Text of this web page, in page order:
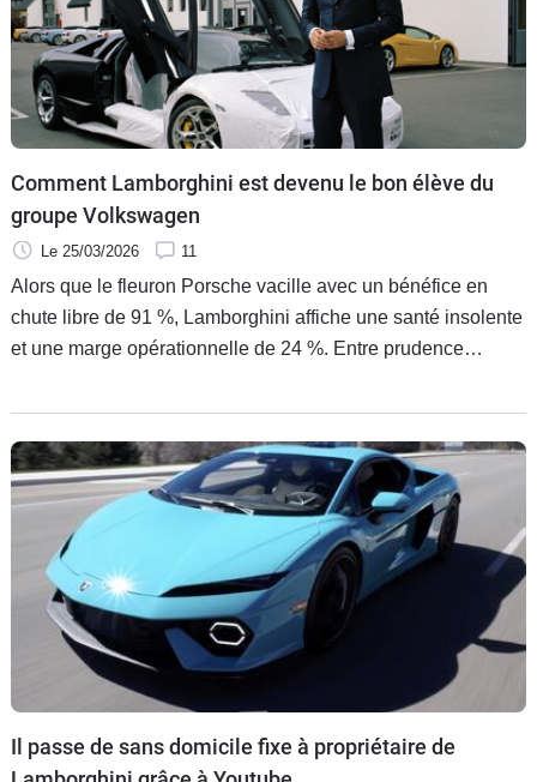
Comment Lamborghini est devenu le bon élève du
groupe Volkswagen
Le 25/03/2026 11
Alors que le fleuron Porsche vacille avec un bénéfice en
chute libre de 91 %, Lamborghini affiche une santé insolente
et une marge opérationnelle de 24 %. Entre prudence
Taureau de Sant’Agata ?
Il passe de sans domicile fixe à propriétaire de